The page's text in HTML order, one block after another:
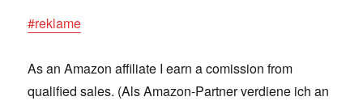
#reklame
As an Amazon affiliate I earn a comission from
qualified sales. (Als Amazon-Partner verdiene ich an